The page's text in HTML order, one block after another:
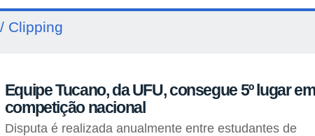
Clipping
Equipe Tucano, da UFU, consegue 5º lugar em
competição nacional
Disputa é realizada anualmente entre estudantes de